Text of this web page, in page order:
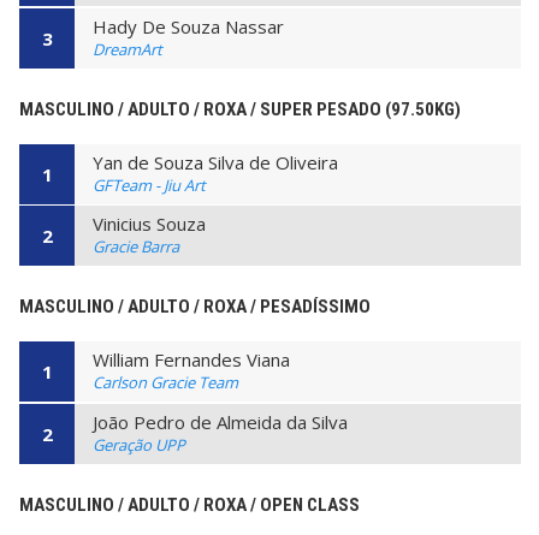
3 Hady De Souza Nassar
DreamArt
MASCULINO / ADULTO / ROXA / SUPER PESADO (97.50KG)
1 Yan de Souza Silva de Oliveira
GFTeam - Jiu Art
2 Vinicius Souza
Gracie Barra
MASCULINO / ADULTO / ROXA / PESADÍSSIMO
1 William Fernandes Viana
Carlson Gracie Team
2 João Pedro de Almeida da Silva
Geração UPP
MASCULINO / ADULTO / ROXA / OPEN CLASS